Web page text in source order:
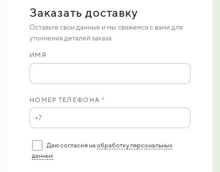
Заказать доставку
Оставьте свои данные и мы свяжемся с вами для
уточнения деталей заказа
ИМЯ
НОМЕР ТЕЛЕФОНА *
Даю согласие на обработку персональных
данных